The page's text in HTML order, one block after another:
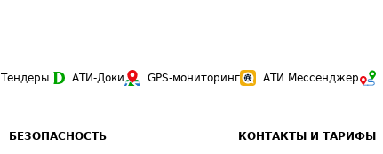
Тендеры АТИ-Доки GPS-мониторинг АТИ Мессенджер
БЕЗОПАСНОСТЬ КОНТАКТЫ И ТАРИФЫ